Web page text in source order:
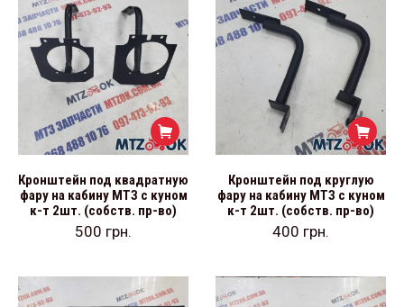
Кронштейн под квадратную
фару на кабину МТЗ с куном
к-т 2шт. (собств. пр-во)
500 грн.
Кронштейн под круглую
фару на кабину МТЗ с куном
к-т 2шт. (собств. пр-во)
400 грн.